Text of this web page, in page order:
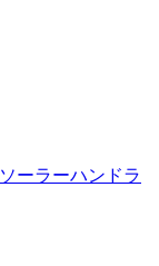
ラーハンドラ